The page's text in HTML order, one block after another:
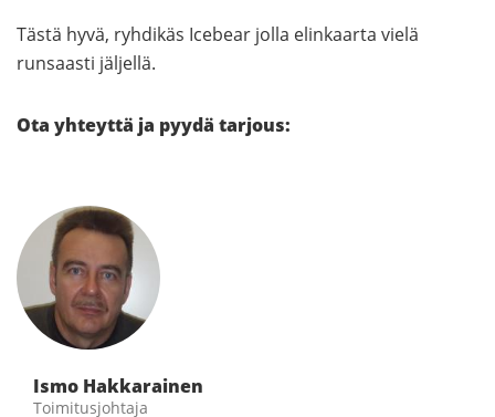
Tästä hyvä, ryhdikäs Icebear jolla elinkaarta vielä
runsaasti jäljellä.
Ota yhteyttä ja pyydä tarjous:
Ismo Hakkarainen
Toimitusjohtaja